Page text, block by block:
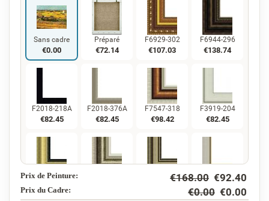
Sans cadre
€0.00
Préparé
€72.14
F6929-302
€107.03
F6944-296
€138.74
F2018-218A
€82.45
F2018-376A
€82.45
F7547-318
€98.42
F3919-204
€82.45
F5130-234
€118.92
F5429-258 F3013-236
€87.59
Prix de Peinture: €168.00 €92.40
Prix du Cadre: €0.00 €0.00